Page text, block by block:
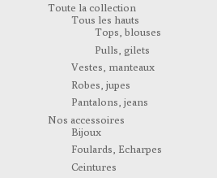
Toute la collection
Tous les hauts
Tops, blouses
Pulls, gilets
Vestes, manteaux
Robes, jupes
Pantalons, jeans
Nos accessoires
Bijoux
Foulards, Echarpes
Ceintures